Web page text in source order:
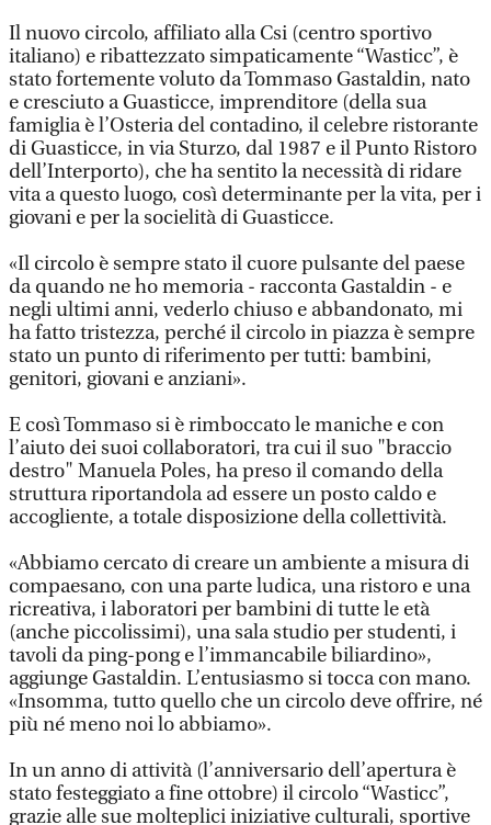
Il nuovo circolo, affiliato alla Csi (centro sportivo
italiano) e ribattezzato simpaticamente “Wasticc”, è
stato fortemente voluto da Tommaso Gastaldin, nato
e cresciuto a Guasticce, imprenditore (della sua
famiglia è l’Osteria del contadino, il celebre ristorante
di Guasticce, in via Sturzo, dal 1987 e il Punto Ristoro
dell’Interporto), che ha sentito la necessità di ridare
vita a questo luogo, così determinante per la vita, per i
giovani e per la socielità di Guasticce.
«Il circolo è sempre stato il cuore pulsante del paese
da quando ne ho memoria - racconta Gastaldin - e
negli ultimi anni, vederlo chiuso e abbandonato, mi
ha fatto tristezza, perché il circolo in piazza è sempre
stato un punto di riferimento per tutti: bambini,
genitori, giovani e anziani».
E così Tommaso si è rimboccato le maniche e con
l’aiuto dei suoi collaboratori, tra cui il suo "braccio
destro" Manuela Poles, ha preso il comando della
struttura riportandola ad essere un posto caldo e
accogliente, a totale disposizione della collettività.
«Abbiamo cercato di creare un ambiente a misura di
compaesano, con una parte ludica, una ristoro e una
ricreativa, i laboratori per bambini di tutte le età
(anche piccolissimi), una sala studio per studenti, i
tavoli da ping-pong e l’immancabile biliardino»,
aggiunge Gastaldin. L’entusiasmo si tocca con mano.
«Insomma, tutto quello che un circolo deve offrire, né
più né meno noi lo abbiamo».
In un anno di attività (l’anniversario dell’apertura è
stato festeggiato a fine ottobre) il circolo “Wasticc”,
grazie alle sue molteplici iniziative culturali, sportive